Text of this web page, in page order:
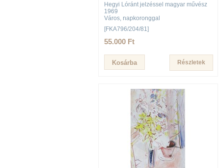
Hegyi Lóránt jelzéssel magyar művész
1969
Város, napkoronggal
[FKA796/204/81]
55.000 Ft
Részletek